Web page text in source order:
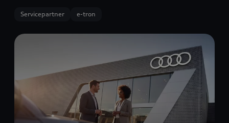
Servicepartner e-tron